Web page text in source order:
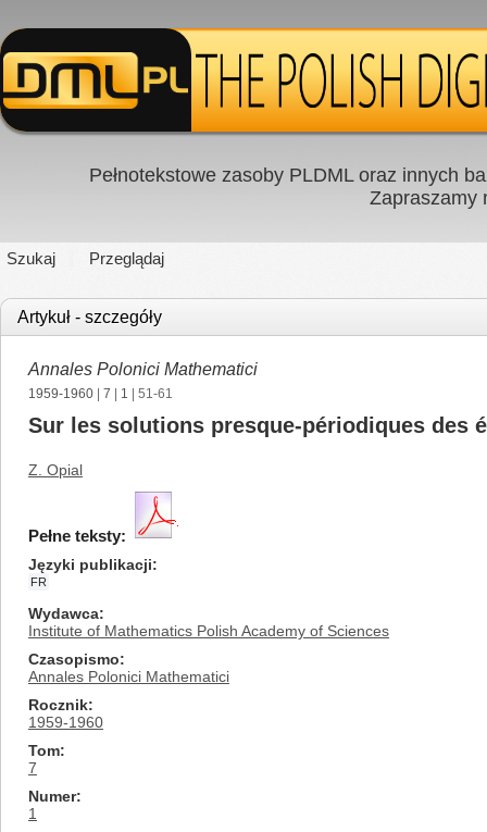
Pełnotekstowe zasoby PLDML oraz innych
Zapraszamy
Szukaj Przeglądaj
Artykuł - szczegóły
Annales Polonici Mathematici
1959-1960 7 1 | 51-61
Sur les solutions presque-périodiques des
Z. Opial
Pełne teksty:
Języki publikacji
FR
Wydawca
Institute of Mathematics Polish Academy of Sciences
Czasopismo
Annales Polonici Mathematici
Rocznik
1959-1960
Tom
7
Numer
1